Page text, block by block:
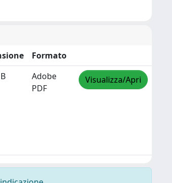
Formato
Adobe
PDF
Visualizza/Apri